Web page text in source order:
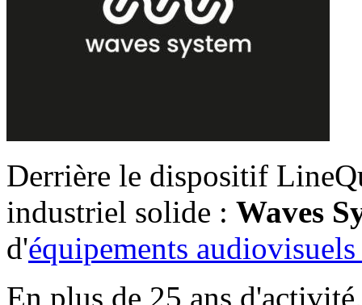
Derrière le dispositif
industriel solide : Waves
d'équipements
En plus de 25 ans